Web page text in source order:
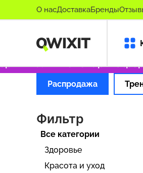
О насДоставкаБренды
товары
Распродажа
Фильтр
Все категории
Здоровье
Красота и уход